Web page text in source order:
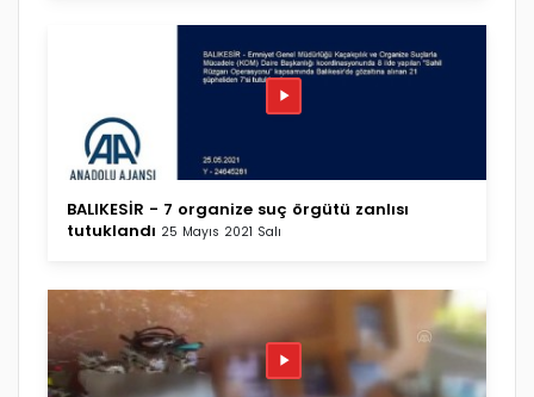
BALIKESİR - 7 organize suç örgütü zanlısı
tutuklandı 25 Mayıs 2021 Salı